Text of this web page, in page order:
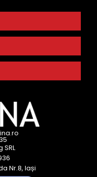
Nr.8, Iași